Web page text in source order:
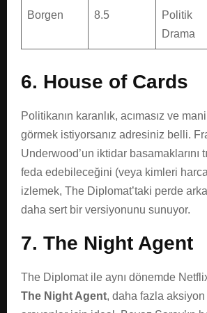
Borgen 8.5
Politik
Drama
6. House of Cards
Politikanın karanlık, acımasız ve
görmek istiyorsanız adresiniz belli.
Underwood’un iktidar basamaklarını
feda edebileceğini (veya kimleri
izlemek, The Diplomat’taki perde
daha sert bir versiyonunu sunuyor.
7. The Night Agent
The Diplomat ile aynı dönemde
The Night Agent, daha fazla